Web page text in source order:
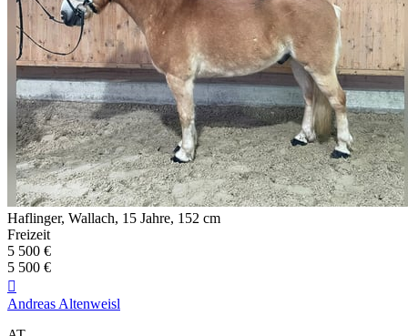
Haflinger, Wallach, 15 Jahre, 152 cm
Freizeit
5 500 €
5 500 €

Andreas Altenweisl